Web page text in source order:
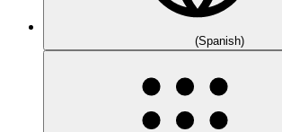
(Spanish)